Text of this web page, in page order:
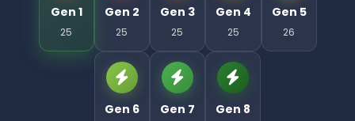
Gen 1
25
Gen 2
25
Gen 3
25
Gen 4
25
Gen 5
26
Gen 6 Gen 7 Gen 8